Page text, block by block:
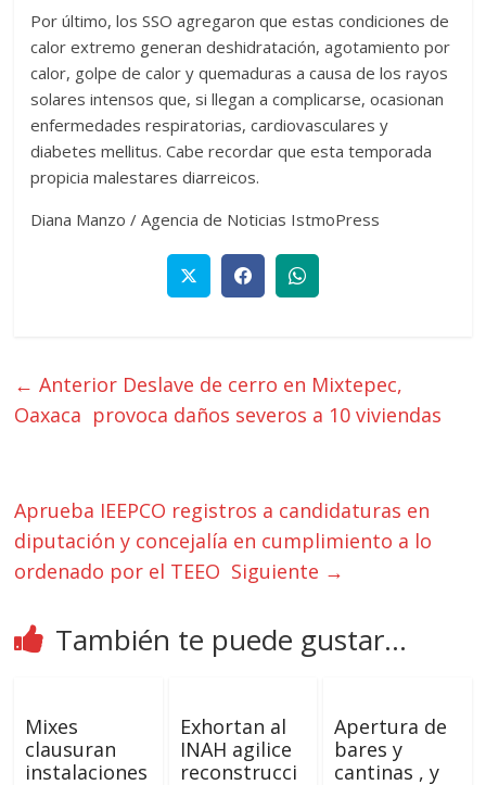
Por último, los SSO agregaron que estas condiciones de
calor extremo generan deshidratación, agotamiento por
calor, golpe de calor y quemaduras a causa de los rayos
solares intensos que, si llegan a complicarse, ocasionan
enfermedades respiratorias, cardiovasculares y
diabetes mellitus. Cabe recordar que esta temporada
propicia malestares diarreicos.
Diana Manzo / Agencia de Noticias IstmoPress
← Anterior Deslave de cerro en Mixtepec,
Oaxaca provoca daños severos a 10 viviendas
Aprueba IEEPCO registros a candidaturas en
diputación y concejalía en cumplimiento a lo
ordenado por el TEEO Siguiente →
También te puede gustar...
Mixes
clausuran
instalaciones
Exhortan al
INAH agilice
reconstrucci
Apertura de
bares y
cantinas , y